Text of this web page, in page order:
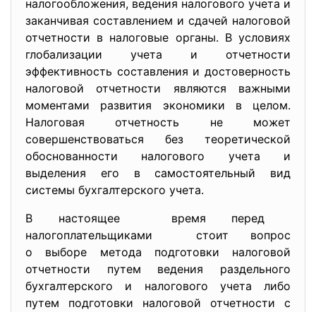
налогообложения, ведения налогового учета и
заканчивая составлением и сдачей налоговой
отчетности в налоговые органы. В условиях
глобализации учета и отчетности
эффективность составления и достоверность
налоговой отчетности являются важными
моментами развития экономики в целом.
Налоговая отчетность не может
совершенствоваться без теоретической
обоснованности налогового учета и
выделения его в самостоятельный вид
системы бухгалтерского учета.
В настоящее время перед
налогоплательщиками стоит вопрос
о выборе метода подготовки налоговой
отчетности путем ведения раздельного
бухгалтерского и налогового учета либо
путем подготовки налоговой отчетности с